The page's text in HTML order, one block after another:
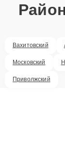
Вахитовский
Московский
Приволжский